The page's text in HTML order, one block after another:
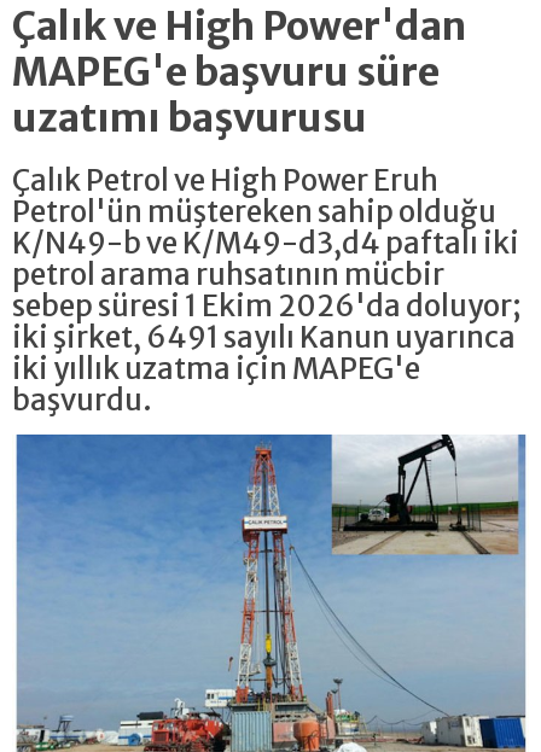
Çalık ve High Power'dan
MAPEG'e başvuru süre
uzatımı başvurusu
Çalık Petrol ve High Power Eruh
Petrol'ün müştereken sahip olduğu
K/N49-b ve K/M49-d3,d4 paftalı iki
petrol arama ruhsatının mücbir
sebep süresi 1 Ekim 2026'da doluyor;
iki şirket, 6491 sayılı Kanun uyarınca
iki yıllık uzatma için MAPEG'e
başvurdu.